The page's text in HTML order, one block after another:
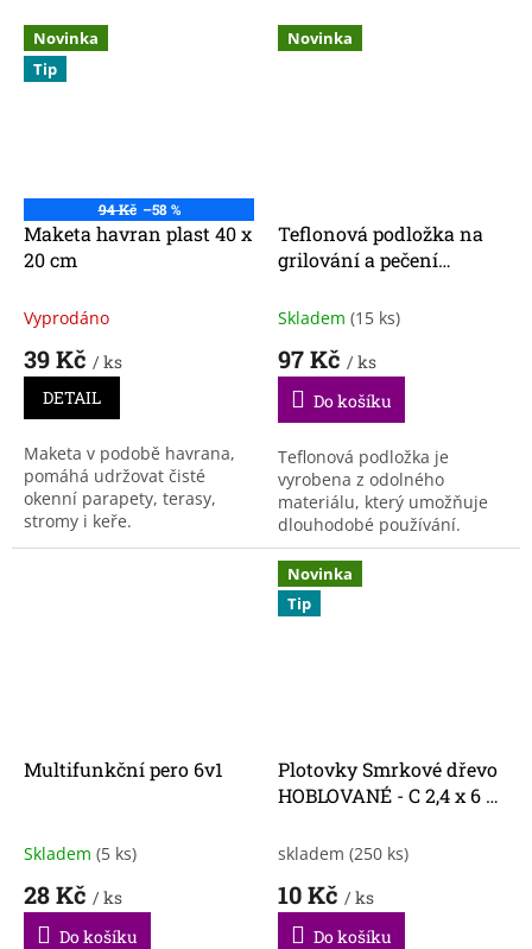
Novinka
Tip
94 Kč –58 %
Maketa havran plast 40 x
20 cm
Vyprodáno
39 Kč / ks
DETAIL
Maketa v podobě havrana,
pomáhá udržovat čisté
okenní parapety, terasy,
stromy i keře.
Novinka
Teflonová podložka na
grilování a pečení
Skladem (15 ks)
97 Kč / ks
Do košíku
Teflonová podložka je
vyrobena z odolného
materiálu, který umožňuje
dlouhodobé používání.
Funguje skvěle jak na grilu,
tak v domácí peci.
Multifunkční pero 6v1
Skladem (5 ks)
28 Kč / ks
Do košíku
Novinka
Tip
Plotovky Smrkové dřevo
HOBLOVANÉ - C 2,4 x 6 x
skladem (250 ks)
10 Kč / ks
Do košíku